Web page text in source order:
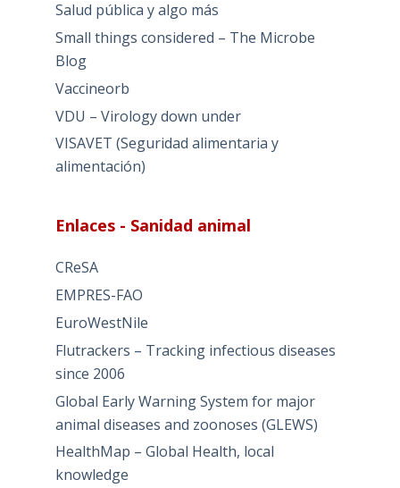
Salud pública y algo más
Small things considered – The Microbe
Blog
Vaccineorb
VDU – Virology down under
VISAVET (Seguridad alimentaria y
alimentación)
Enlaces - Sanidad animal
CReSA
EMPRES-FAO
EuroWestNile
Flutrackers – Tracking infectious diseases
since 2006
Global Early Warning System for major
animal diseases and zoonoses (GLEWS)
HealthMap – Global Health, local
knowledge